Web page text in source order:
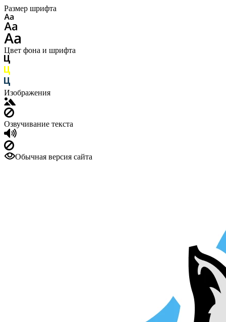
Размер шрифта
Цвет фона и шрифта
Изображения
Озвучивание текста
Обычная версия сайта